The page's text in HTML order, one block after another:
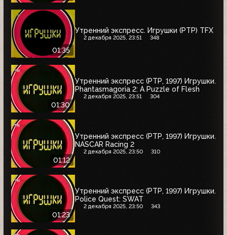
01:35
Утренний экспресс. Игрушки (РТР) TFX
2 декабря 2025, 23:51 348
01:30
Утренний экспресс (РТР, 1997) Игрушки.
Phantasmagoria 2: A Puzzle of Flesh
2 декабря 2025, 23:51 304
01:12
Утренний экспресс (РТР, 1997) Игрушки.
NASCAR Racing 2
2 декабря 2025, 23:50 310
01:23
Утренний экспресс (РТР, 1997) Игрушки.
Police Quest: SWAT
2 декабря 2025, 23:50 343